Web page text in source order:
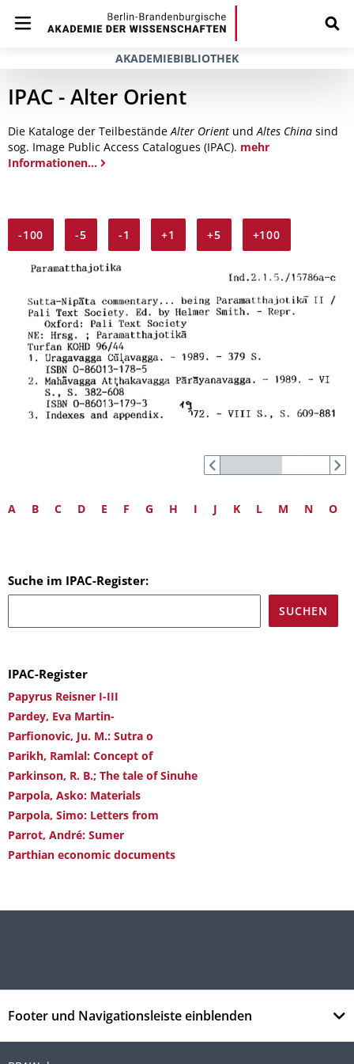
AKADEMIEBIBLIOTHEK
IPAC - Alter Orient
Die Kataloge der TeilbeständeAlter Orient undAltes China sind
sog. Image Public Access Catalogues (IPAC). mehr
Informationen...
-100 -5 -1 +1 +5 +100
A B C D E F G H I J K L M N O
Suche im IPAC-Register:
IPAC-Register
Papyrus Reisner I-III
Pardey, Eva Martin-
Parfionovic, Ju. M.: Sutra o
Parikh, Ramlal: Concept of
Parkinson, R. B.; The tale of Sinuhe
Parpola, Asko: Materials
Parpola, Simo: Letters from
Parrot, André: Sumer
Parthian economic documents
Footer und Navigationsleiste einblenden